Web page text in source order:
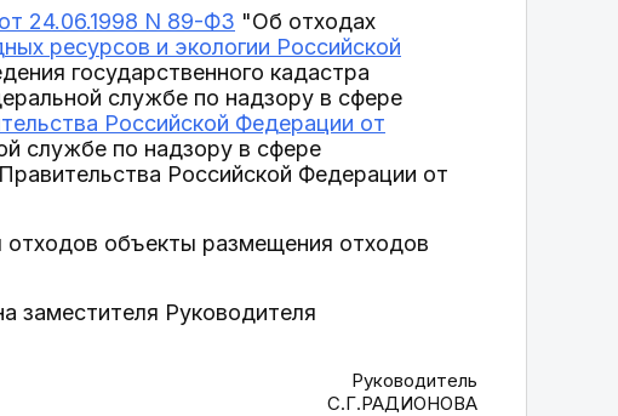
24.06.1998 N 89-ФЗ "Об отходах
ресурсов и экологии Российской
государственного кадастра
службе по надзору в сфере
Российской Федерации от
службе по надзору в сфере
Российской Федерации от
отходов объекты размещения отходов
заместителя Руководителя
Руководитель
С.Г.РАДИОНОВА